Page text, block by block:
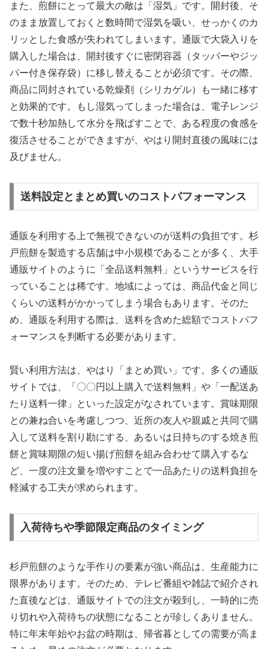
また、煎餅にとって最大の敵は「湿気」です。開封後、そ
のまま放置しておくと数時間で湿気を吸い、せっかくのカ
リッとした食感が失われてしまいます。通販で大袋入りを
購入した場合は、開封後すぐに密閉容器（タッパーやジッ
パー付き保存袋）に移し替えることが必須です。その際、
商品に同封されている乾燥剤（シリカゲル）も一緒に移す
と効果的です。もし湿気ってしまった場合は、電子レンジ
で数十秒加熱して水分を飛ばすことで、ある程度の食感を
復活させることができますが、やはり開封直後の風味には
及びません。
送料設定とまとめ買いのコストパフォーマンス
通販を利用する上で無視できないのが送料の負担です。杉
戸煎餅を製造する店舗は中小規模であることが多く、大手
通販サイトのように「全品送料無料」というサービスを行
っていることは稀です。地域によっては、商品代金と同じ
くらいの送料がかかってしまう場合もあります。そのた
め、通販を利用する際は、送料を含めた総額でコストパフ
ォーマンスを判断する必要があります。
賢い利用方法は、やはり「まとめ買い」です。多くの通販
サイトでは、「〇〇円以上購入で送料無料」や「一配送あ
たり送料一律」といった設定がなされています。賞味期限
との兼ね合いを考慮しつつ、近所の友人や親戚と共同で購
入して送料を割り勘にする、あるいは日持ちのする焼き煎
餅と賞味期限の短い揚げ煎餅を組み合わせて購入するな
ど、一度の注文量を増やすことで一品あたりの送料負担を
軽減する工夫が求められます。
入荷待ちや季節限定商品のタイミング
杉戸煎餅のような手作りの要素が強い商品は、生産能力に
限界があります。そのため、テレビ番組や雑誌で紹介され
た直後などは、通販サイトでの注文が殺到し、一時的に売
り切れや入荷待ちの状態になることが珍しくありません。
特に年末年始やお盆の時期は、帰省暮としての需要が高ま